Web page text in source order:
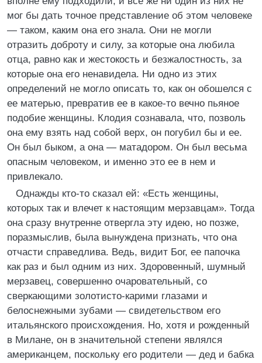
мог бы дать точное представление об этом человеке
— таком, каким она его знала. Они не могли
отразить доброту и силу, за которые она любила
отца, равно как и жестокость и безжалостность, за
которые она его ненавидела. Ни одно из этих
определений не могло описать то, как он обошелся с
ее матерью, превратив ее в какое-то вечно пьяное
подобие женщины. Клодия сознавала, что, позволь
она ему взять над собой верх, он погубил бы и ее.
Он был быком, а она — матадором. Он был весьма
опасным человеком, и именно это ее в нем и
привлекало.
Однажды кто-то сказал ей: «Есть женщины,
которых так и влечет к настоящим мерзавцам». Тогда
она сразу внутренне отвергла эту идею, но позже,
поразмыслив, была вынуждена признать, что она
отчасти справедлива. Ведь, видит Бог, ее папочка
как раз и был одним из них. Здоровенный, шумный
мерзавец, совершенно очаровательный, со
сверкающими золотисто-карими глазами и
белоснежными зубами — свидетельством его
итальянского происхождения. Но, хотя и рожденный
в Милане, он в значительной степени являлся
американцем, поскольку его родители — дед и бабка